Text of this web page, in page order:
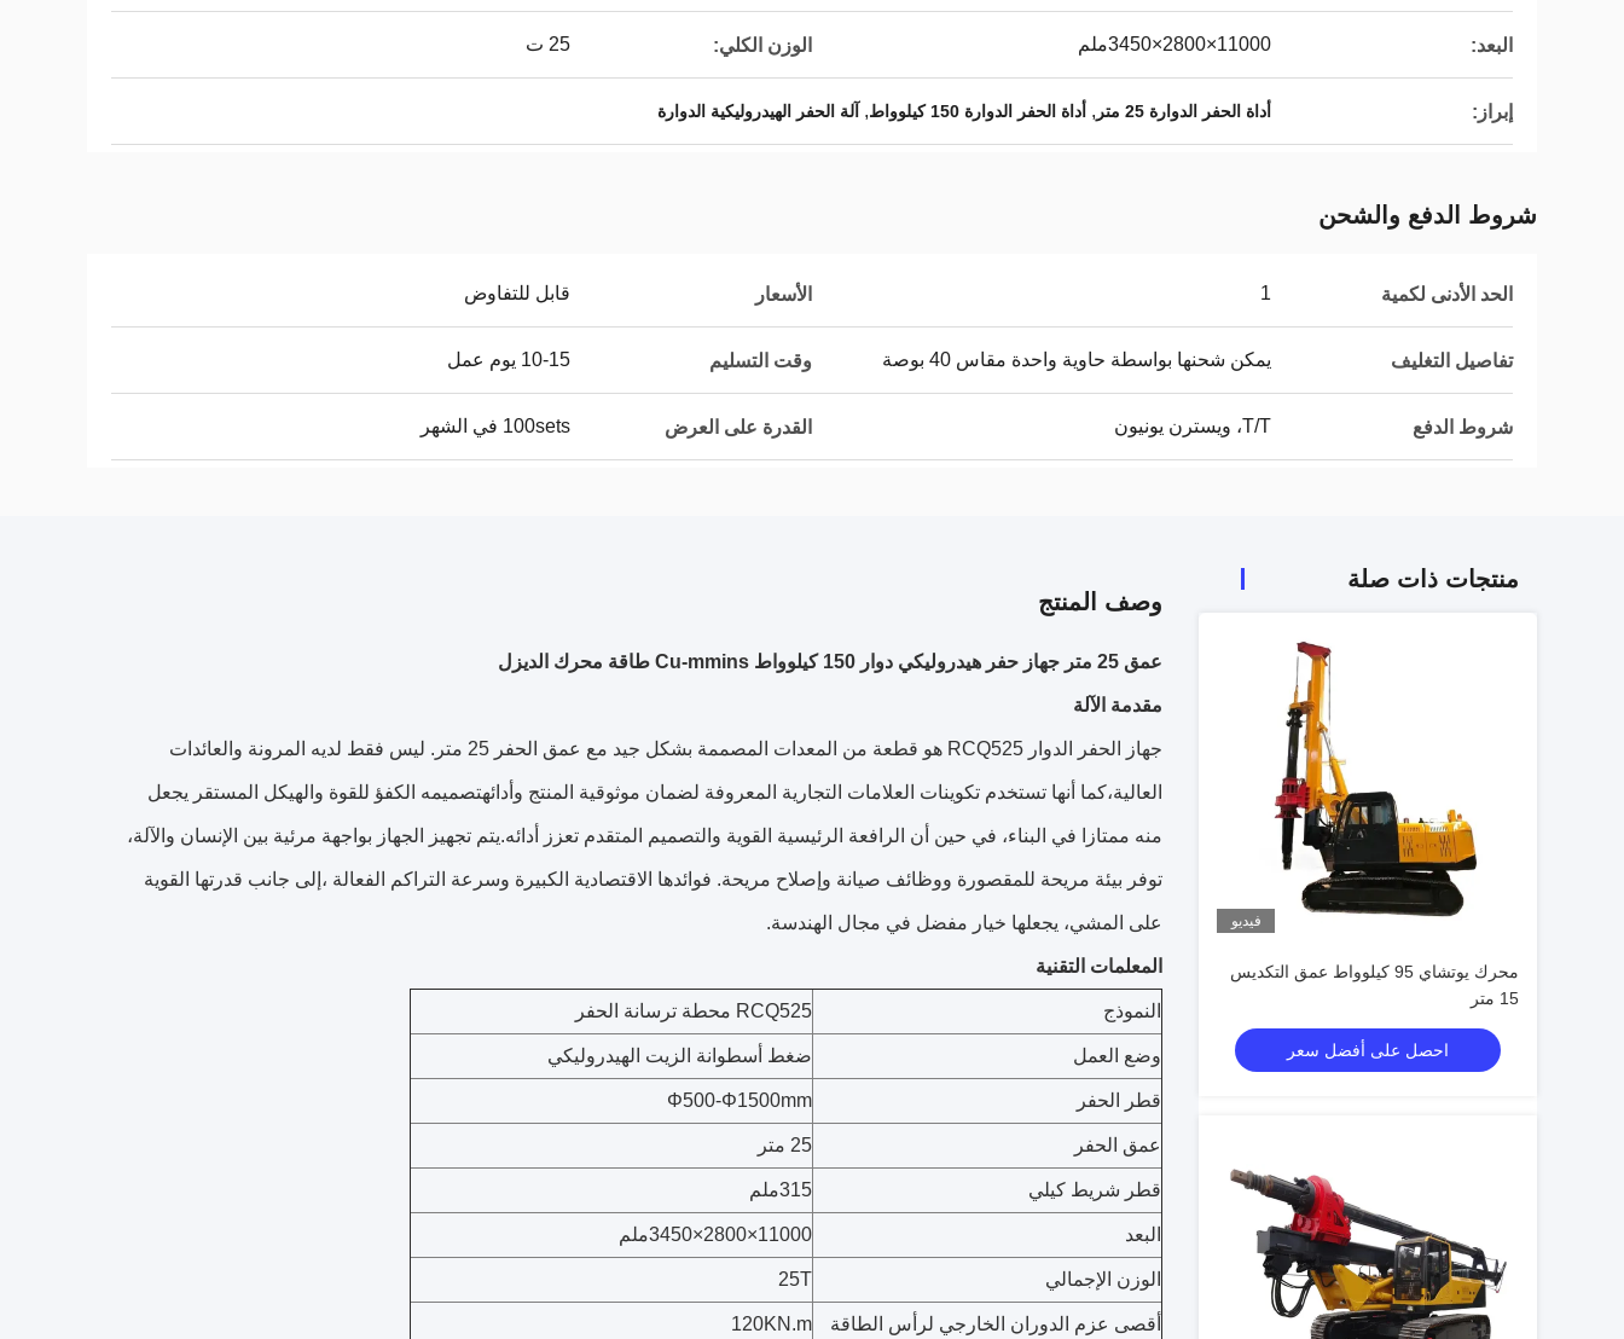
البعد: 11000×2800×3450ملم الوزن الكلي: 25 ت
إبراز: أداة الحفر الدوارة 25 متر , أداة الحفر الدوارة 150 كيلوواط , آلة الحفر الهيدروليكية الدوارة
شروط الدفع والشحن
الحد الأدنى لكمية 1 الأسعار قابل للتفاوض
تفاصيل التغليف يمكن شحنها بواسطة حاوية واحدة مقاس 40 بوصة وقت التسليم 10-15 يوم عمل
شروط الدفع T/T، ويسترن يونيون القدرة على العرض 100sets في الشهر
منتجات ذات صلة
فيديو
محرك يوتشاي 95 كيلوواط عمق التكديس
15 متر
احصل على أفضل سعر
وصف المنتج
عمق 25 متر جهاز حفر هيدروليكي دوار 150 كيلوواط Cu-mmins طاقة محرك الديزل
مقدمة الآلة
جهاز الحفر الدوار RCQ525 هو قطعة من المعدات المصممة بشكل جيد مع عمق الحفر 25 متر. ليس فقط لديه المرونة والعائدات
العالية،كما أنها تستخدم تكوينات العلامات التجارية المعروفة لضمان موثوقية المنتج وأدائهتصميمه الكفؤ للقوة والهيكل المستقر يجعل
منه ممتازا في البناء، في حين أن الرافعة الرئيسية القوية والتصميم المتقدم تعزز أدائه.يتم تجهيز الجهاز بواجهة مرئية بين الإنسان والآلة،
توفر بيئة مريحة للمقصورة ووظائف صيانة وإصلاح مريحة. فوائدها الاقتصادية الكبيرة وسرعة التراكم الفعالة ،إلى جانب قدرتها القوية
على المشي، يجعلها خيار مفضل في مجال الهندسة.
المعلمات التقنية
النموذج RCQ525 محطة ترسانة الحفر
وضع العمل ضغط أسطوانة الزيت الهيدروليكي
قطر الحفر Φ500-Φ1500mm
عمق الحفر 25 متر
قطر شريط كيلي 315ملم
البعد 11000×2800×3450ملم
الوزن الإجمالي 25T
أقصى عزم الدوران الخارجي لرأس الطاقة 120KN.m